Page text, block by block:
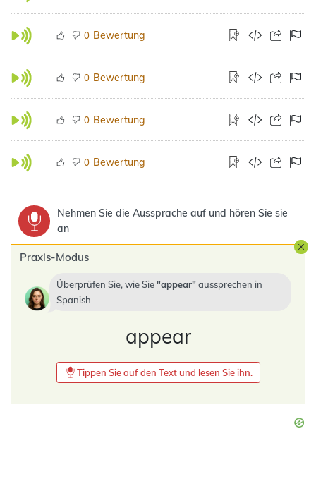
0 Bewertung
0 Bewertung
0 Bewertung
0 Bewertung
Nehmen Sie die Aussprache auf und hören Sie sie
an
Praxis-Modus
Überprüfen Sie, wie Sie appear aussprechen in
Spanish
appear
Tippen Sie auf den Text und lesen Sie ihn.